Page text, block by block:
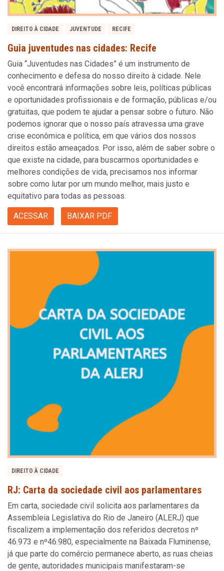
DIREITO À CIDADE JUVENTUDE RECIFE
Guia juventudes nas cidades: Recife
Guia “Juventudes nas Cidades” é um instrumento de
conhecimento e defesa do nosso direito à cidade. Nele
você encontrará informações sobre leis, políticas públicas
e oportunidades profissionais e de formação, públicas e/ou
gratuitas, que podem te ajudar a pensar sobre o futuro. Não
podemos ignorar que o nosso país atravessa uma grave
crise econômica e política, em que vários dos nossos
direitos estão ameaçados. Por isso, além de saber sobre o
que existe na cidade, para buscarmos oportunidades e
melhores condições de vida, precisamos nos informar
sobre como lutar por um mundo melhor, mais justo e
equitativo para todas as pessoas.
ACESSAR BAIXAR PDF
DIREITO À CIDADE
RJ: Carta da sociedade civil aos parlamentares
Em carta, sociedade civil solicita aos parlamentares da
Assembleia Legislativa do Rio de Janeiro (ALERJ) que
fiscalizem a implementação dos referidos decretos nº
46.973 e nº46.980, especialmente na Baixada Fluminense,
já que parte do comércio permanece aberto, as ruas cheias
de gente, autoridades municipais manifestaram-se